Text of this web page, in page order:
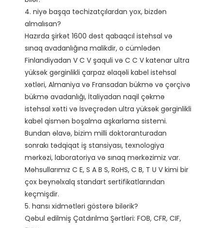
4. niyə başqa təchizatçılardan yox, bizdən
almalısan?
Hazırda şirkət 1600 dəst qabaqcıl istehsal və
sınaq avadanlığına malikdir, o cümlədən
Finlandiyadan V C V şaquli və C C V katenar ultra
yüksək gərginlikli çarpaz əlaqəli kabel istehsal
xətləri, Almaniya və Fransadan bükmə və çərçivə
bükmə avadanlığı, İtaliyadan naqil çəkmə
istehsal xətti və İsveçrədən ultra yüksək gərginlikli
kabel qismən boşalma aşkarlama sistemi.
Bundan əlavə, bizim milli doktoranturadan
sonrakı tədqiqat iş stansiyası, texnologiya
mərkəzi, laboratoriya və sınaq mərkəzimiz var.
Məhsullarımız C E, S A B S, RoHS, C B, T U V kimi bir
çox beynəlxalq standart sertifikatlarından
keçmişdir.
5. hansı xidmətləri göstərə bilərik?
Qəbul edilmiş Çatdırılma Şərtləri: FOB, CFR, CIF,